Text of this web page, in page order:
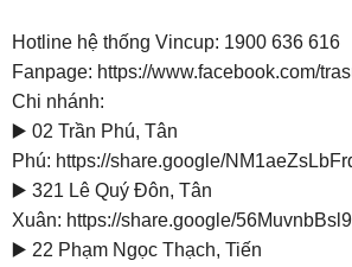
Hotline hệ thống Vincup: 1900 636 616
Fanpage: https://www.facebook.com/
Chi nhánh:
▶️ 02 Trần Phú, Tân
Phú: https://share.google/
▶️ 321 Lê Quý Đôn, Tân
Xuân: https://share.google/
▶️ 22 Phạm Ngọc Thạch, Tiến